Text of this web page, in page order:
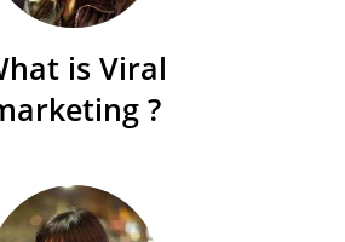
is Viral
?